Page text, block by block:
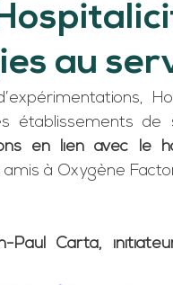
au
établissements
en lien avec le
à Oxygène
Paul Carta,